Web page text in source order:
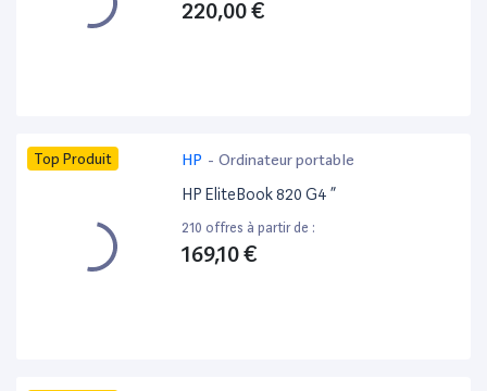
220,00 €
Top Produit HP - Ordinateur portable
HP EliteBook 820 G4 ”
210 offres à partir de :
169,10 €